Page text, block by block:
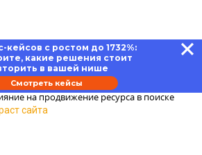
кейсов с ростом до 1732%:
какие решения стоит
в вашей нише
Смотреть кейсы
сайта